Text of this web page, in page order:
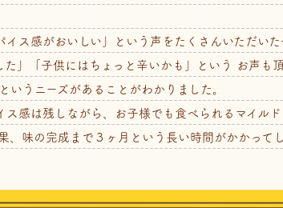
イス感がおいしい」という声をたくさんいただい
」「子供にはちょっと辛いかも」という お声も
いうニーズがあることがわかりました。
ス感は残しながら、お子様でも食べられるマイル
、味の完成まで３ヶ月という長い時間がかかって